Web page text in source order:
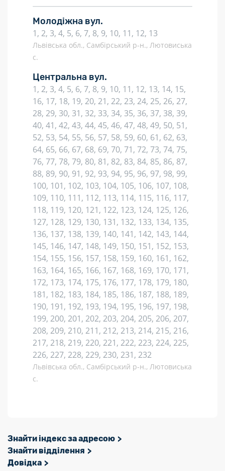
Молодіжна вул.
1, 2, 3, 4, 5, 6, 7, 8, 9, 10, 11, 12, 13
Львівська обл., Самбірський р-н., Лютовиська
с.
Центральна вул.
1, 2, 3, 4, 5, 6, 7, 8, 9, 10, 11, 12, 13, 14, 15,
16, 17, 18, 19, 20, 21, 22, 23, 24, 25, 26, 27,
28, 29, 30, 31, 32, 33, 34, 35, 36, 37, 38, 39,
40, 41, 42, 43, 44, 45, 46, 47, 48, 49, 50, 51,
52, 53, 54, 55, 56, 57, 58, 59, 60, 61, 62, 63,
64, 65, 66, 67, 68, 69, 70, 71, 72, 73, 74, 75,
76, 77, 78, 79, 80, 81, 82, 83, 84, 85, 86, 87,
88, 89, 90, 91, 92, 93, 94, 95, 96, 97, 98, 99,
100, 101, 102, 103, 104, 105, 106, 107, 108,
109, 110, 111, 112, 113, 114, 115, 116, 117,
118, 119, 120, 121, 122, 123, 124, 125, 126,
127, 128, 129, 130, 131, 132, 133, 134, 135,
136, 137, 138, 139, 140, 141, 142, 143, 144,
145, 146, 147, 148, 149, 150, 151, 152, 153,
154, 155, 156, 157, 158, 159, 160, 161, 162,
163, 164, 165, 166, 167, 168, 169, 170, 171,
172, 173, 174, 175, 176, 177, 178, 179, 180,
181, 182, 183, 184, 185, 186, 187, 188, 189,
190, 191, 192, 193, 194, 195, 196, 197, 198,
199, 200, 201, 202, 203, 204, 205, 206, 207,
208, 209, 210, 211, 212, 213, 214, 215, 216,
217, 218, 219, 220, 221, 222, 223, 224, 225,
226, 227, 228, 229, 230, 231, 232
Львівська обл., Самбірський р-н., Лютовиська
с.
Знайти індекс за адресою
Знайти відділення
Довідка